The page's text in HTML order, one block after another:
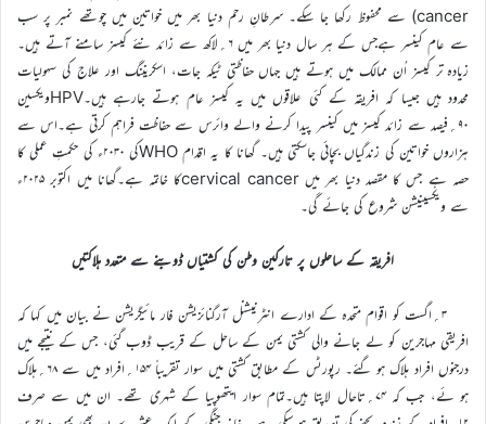
cancer) سے محفوظ رکھا جا سکے۔ سرطانِ رحم دنیا بھر میں خواتین میں چوتھے نمبر پر سب
سے عام کینسر ہےجس کے ہر سال دنیا بھر میں ۶؍لاکھ سے زائد نئے کیسز سامنے آتے ہیں۔
زیادہ تر کیسز اُن ممالک میں ہوتے ہیں جہاں حفاظتی ٹیکہ جات، اسکریننگ اور علاج کی سہولیات
محدود ہیں جیسا کہ افریقہ کے کئی علاقوں میں یہ کیسز عام ہوتے جارہے ہیں۔HPVویکسین
۹۰؍فیصد سے زائد کیسز میں کینسر پیدا کرنے والے وائرس سے حفاظت فراہم کرتی ہے۔اس سے
ہزاروں خواتین کی زندگیاں بچائی جاسکتی ہیں۔ گھانا کا یہ اقدام WHOکی ۲۰۳۰ء کی حکمتِ عملی کا
حصہ ہے جس کا مقصد دنیا بھر میں cervical cancerکا خاتمہ ہے۔گھانا میں اکتوبر ۲۰۲۵ء
سے ویکسینیشن شروع کی جائے گی۔
افریقہ کے ساحلوں پر تارکین وطن کی کشتیاں ڈوبنے سے متعدد ہلاکتیں
۳؍اگست کو اقوام متحدہ کے ادارے انٹرنیشنل آرگنائزیشن فار مائیگریشن نے بیان میں کہا کہ
افریقی مہاجرین کو لے جانے والی کشتی یمن کے ساحل کے قریب ڈوب گئی، جس کے نتیجے میں
درجنوں افراد ہلاک ہو گئے۔ رپورٹس کے مطابق کشتی میں سوار تقریباً ۱۵۴؍افراد میں سے ۶۸؍ہلاک
ہو ئے، جب کہ ۷۴؍تاحال لاپتا ہیں۔تمام سوار ایتھوپیا کے شہری تھے۔ ان میں سے صرف